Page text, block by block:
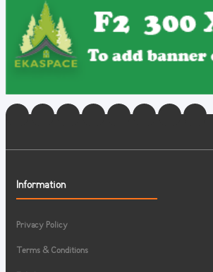
Information
Privacy Policy
Terms & Conditions